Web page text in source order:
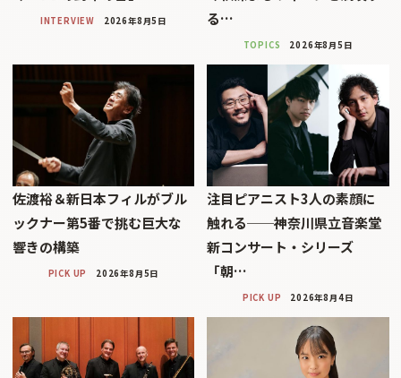
INTERVIEW 2026年8月5日
る…
TOPICS 2026年8月5日
佐渡裕＆新日本フィルがブル
ックナー第5番で挑む巨大な
響きの構築
PICK UP 2026年8月5日
注目ピアニスト3人の素顔に
触れる──神奈川県立音楽堂
新コンサート・シリーズ
「朝…
PICK UP 2026年8月4日